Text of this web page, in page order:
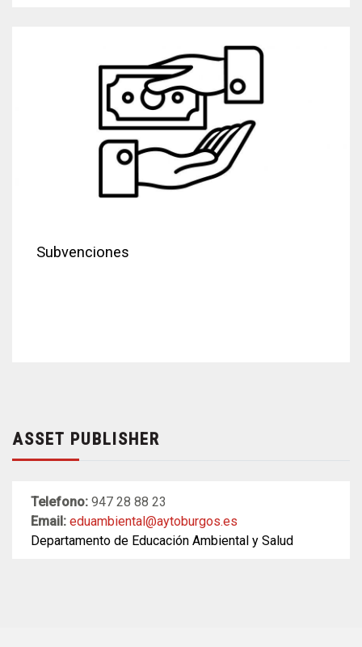
Subvenciones
ASSET PUBLISHER
Telefono: 947 28 88 23
Email: eduambiental@aytoburgos.es
Departamento de Educación Ambiental y Salud